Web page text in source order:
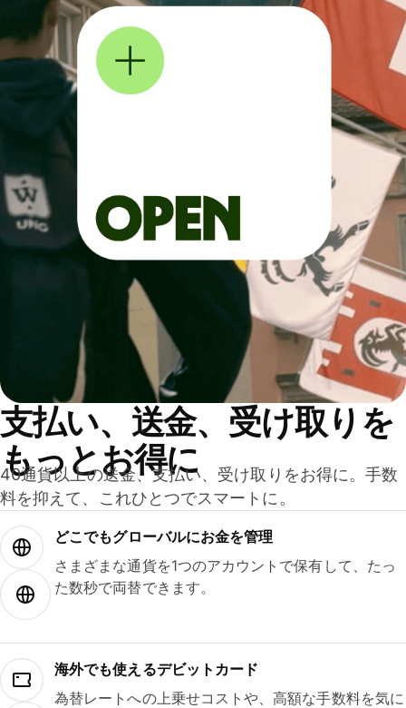
支払い、送金、受け取りを
もっとお得に
40通貨以上の送金、支払い、受け取りをお得に。手数
料を抑えて、これひとつでスマートに。
どこでもグ⁠ロ⁠ー⁠バ⁠ルにお金を管理
さまざまな通貨を1つのアカウントで保有して、たっ
た数秒で両替できます。
海外でも使えるデビットカード
為替レートへの上乗せコストや、高額な手数料を気に